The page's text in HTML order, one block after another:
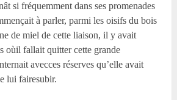
si fréquemment dans ses promenades
à parler, parmi les oisifs du bois
de miel de cette liaison, il y avait
oùil fallait quitter cette grande
avecces réserves qu’elle avait
lui fairesubir.